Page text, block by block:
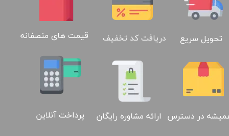
تحویل سریع دریافت کد تخفیف قیمت های منصفانه
در دسترس ارائه مشاوره رایگان پرداخت آنلاین